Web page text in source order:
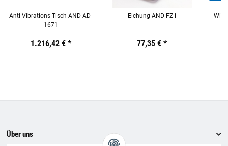
Anti-Vibrations-Tisch AND AD-
1671
19,44 €inkl. 19% USt.
1.216,42 € *
Eichung AND FZ-i
19,44 € inkl. 19% USt.
77,35 € *
Über uns